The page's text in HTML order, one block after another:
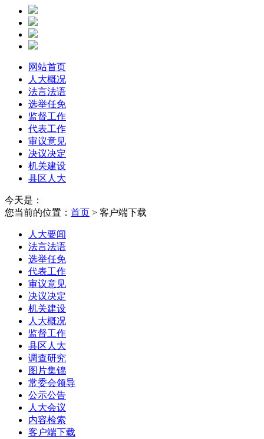
网站首页
人大概况
法言法语
选举任免
监督工作
代表工作
审议意见
决议决定
机关建设
县区人大
今天是：
您当前的位置： 首页 > 客户端下载
人大要闻
法言法语
选举任免
代表工作
审议意见
决议决定
机关建设
人大概况
监督工作
县区人大
调查研究
图片集锦
常委会领导
公示公告
人大会议
内容检索
客户端下载